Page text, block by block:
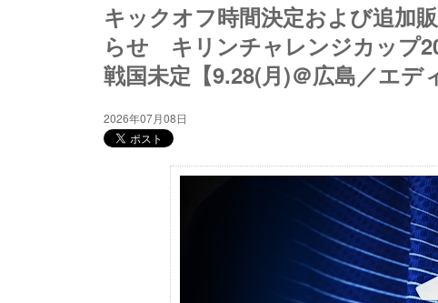
キックオフ時間決定および追加
らせ キリンチャレンジカップ
戦国未定【9.28(月)＠広島／エデ
2026年07月08日